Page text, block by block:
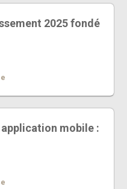
2025 fondé
mobile :